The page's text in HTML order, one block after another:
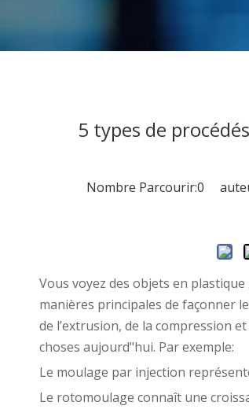
5 types de
Nombre Parcourir:0
Vous voyez des objets en
manières principales de façonner
de l’extrusion, de la compression
choses aujourd"hui. Par exemple:
Le moulage par injection
Le rotomoulage connaît une